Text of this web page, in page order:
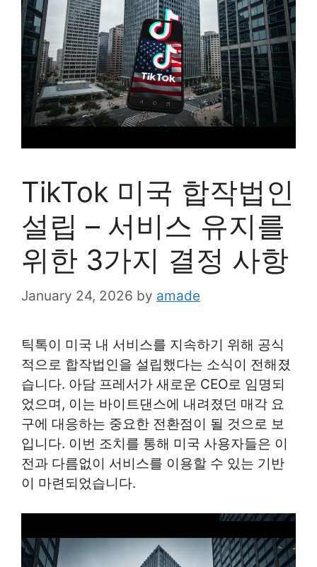
TikTok 미국 합작법인
설립 – 서비스 유지를
위한 3가지 결정 사항
January 24, 2026 by amade
틱톡이 미국 내 서비스를 지속하기 위해 공식
적으로 합작법인을 설립했다는 소식이 전해졌
습니다. 아담 프레서가 새로운 CEO로 임명되
었으며, 이는 바이트댄스에 내려졌던 매각 요
구에 대응하는 중요한 전환점이 될 것으로 보
입니다. 이번 조치를 통해 미국 사용자들은 이
전과 다름없이 서비스를 이용할 수 있는 기반
이 마련되었습니다.